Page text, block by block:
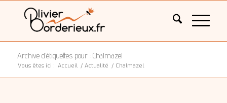
Archive d’étiquettes pour : Chalmazel
Vous êtes ici : Accueil / Actualité / Chalmazel